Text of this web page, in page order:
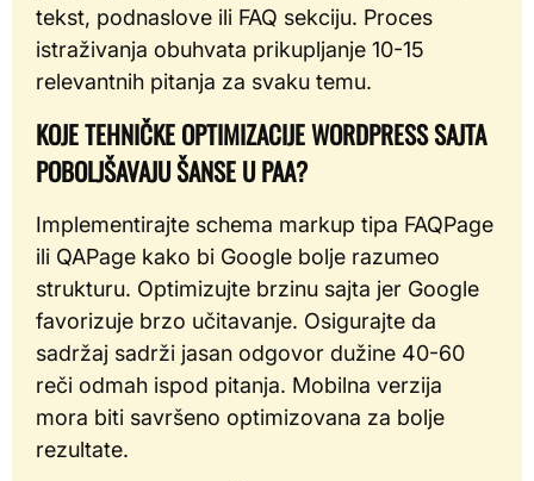
tekst, podnaslove ili FAQ sekciju. Proces
istraživanja obuhvata prikupljanje 10-15
relevantnih pitanja za svaku temu.
KOJE TEHNIČKE OPTIMIZACIJE WORDPRESS SAJTA
POBOLJŠAVAJU ŠANSE U PAA?
Implementirajte schema markup tipa FAQPage
ili QAPage kako bi Google bolje razumeo
strukturu. Optimizujte brzinu sajta jer Google
favorizuje brzo učitavanje. Osigurajte da
sadržaj sadrži jasan odgovor dužine 40-60
reči odmah ispod pitanja. Mobilna verzija
mora biti savršeno optimizovana za bolje
rezultate.